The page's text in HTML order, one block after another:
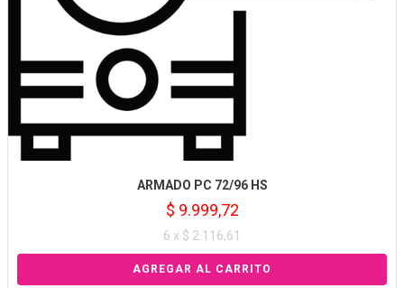
ARMADO PC 72/96 HS
$ 9.999,72
6 x $ 2.116,61